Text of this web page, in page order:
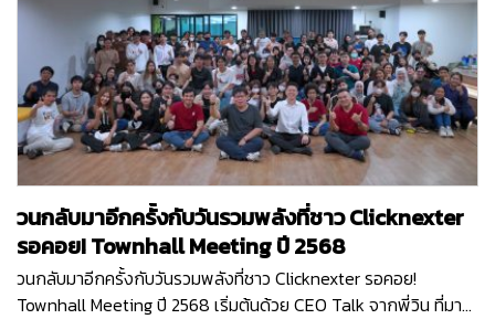
วนกลับมาอีกครั้งกับวันรวมพลังที่ชาว Clicknexter
รอคอย! Townhall Meeting ปี 2568
วนกลับมาอีกครั้งกับวันรวมพลังที่ชาว Clicknexter รอคอย!
Townhall Meeting ปี 2568 เริ่มต้นด้วย CEO Talk จากพี่วิน ที่มา